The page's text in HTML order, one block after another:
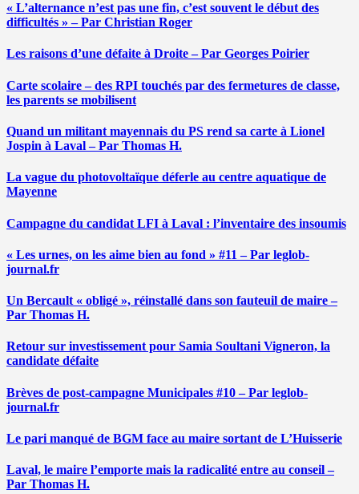
« L’alternance n’est pas une fin, c’est souvent le début des
difficultés » – Par Christian Roger
Les raisons d’une défaite à Droite – Par Georges Poirier
Carte scolaire – des RPI touchés par des fermetures de classe,
les parents se mobilisent
Quand un militant mayennais du PS rend sa carte à Lionel
Jospin à Laval – Par Thomas H.
La vague du photovoltaïque déferle au centre aquatique de
Mayenne
Campagne du candidat LFI à Laval : l’inventaire des insoumis
« Les urnes, on les aime bien au fond » #11 – Par leglob-
journal.fr
Un Bercault « obligé », réinstallé dans son fauteuil de maire –
Par Thomas H.
Retour sur investissement pour Samia Soultani Vigneron, la
candidate défaite
Brèves de post-campagne Municipales #10 – Par leglob-
journal.fr
Le pari manqué de BGM face au maire sortant de L’Huisserie
Laval, le maire l’emporte mais la radicalité entre au conseil –
Par Thomas H.